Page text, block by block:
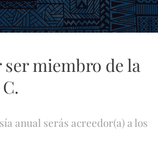
miembro de la
anual serás acreedor(a) a los